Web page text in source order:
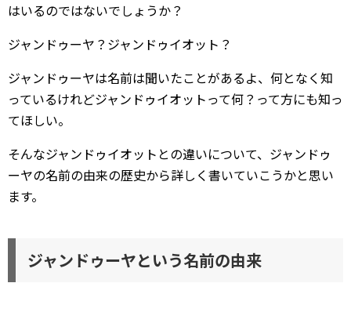
はいるのではないでしょうか？
ジャンドゥーヤ？ジャンドゥイオット？
ジャンドゥーヤは名前は聞いたことがあるよ、何となく知
っているけれどジャンドゥイオットって何？って方にも知っ
てほしい。
そんなジャンドゥイオットとの違いについて、ジャンドゥ
ーヤの名前の由来の歴史から詳しく書いていこうかと思い
ます。
ジャンドゥーヤという名前の由来